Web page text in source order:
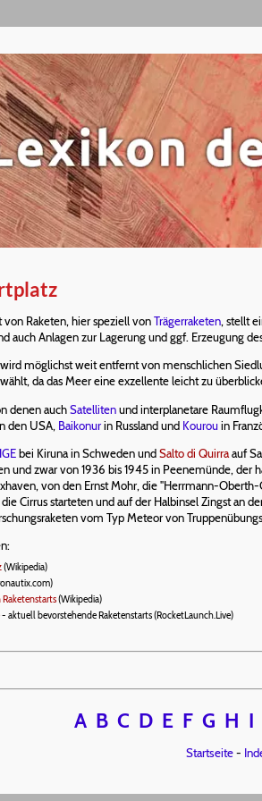
Raketen, hier speziell vonTrägerraketen, stellt
auch Anlagen zur Lagerung und ggf. Erzeugung
wird möglichst weit entfernt von menschlichen
da das Meer eine exzellente leicht zu
denen auchSatellitenund interplanetare
den USA, Baikonurin Russland und Kourouin
bei Kiruna in Schweden undSalto di Quirraauf
und zwar von 1936 bis 1945 in Peenemünde, der
von den Ernst Mohr, die "Herrmann-
Cirrus starteten und auf der Halbinsel Zingst an
vom Typ Meteor von
(Wikipedia)
(Wikipedia)
- aktuell bevorstehende Raketenstarts (RocketLaunch.Live)
A B C D E F G H I
Startseite-